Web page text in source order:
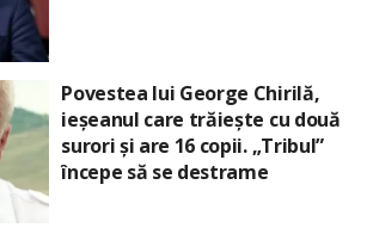
Povestea lui George Chirilă,
ieșeanul care trăiește cu două
surori și are 16 copii. „Tribul”
începe să se destrame